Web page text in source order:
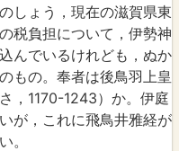
しょう，現在の滋賀県東
税負担について，伊勢神
んでいるけれども，ぬか
もの。奉者は後鳥羽上皇
，1170-1243）か。伊庭
が，これに飛鳥井雅経が
。